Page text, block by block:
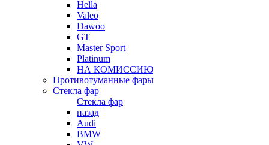
Hella
Valeo
Dawoo
GT
Master Sport
Platinum
НА КОМИССИЮ
Противотуманные фары
Стекла фар
Стекла фар
назад
Audi
BMW